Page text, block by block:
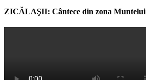
ZICĂLAŞII: Cântece din zona Muntelui